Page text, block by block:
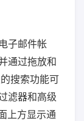
子邮件帐
通过拖放和
搜索功能可
滤器和高级
上方显示通